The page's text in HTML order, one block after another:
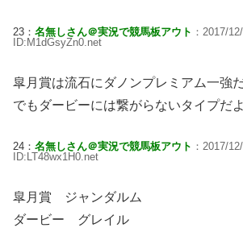
23： 名無しさん＠実況で競馬板アウト ：2017/
ID:M1dGsyZn0.net
皐月賞は流石にダノンプレミアム一強
でもダービーには繋がらないタイプだよ
24： 名無しさん＠実況で競馬板アウト ：2017/
ID:LT48wx1H0.net
皐月賞 ジャンダルム
ダービー グレイル